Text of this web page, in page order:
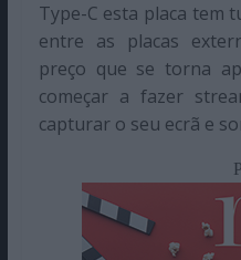
Type-C esta placa tem
entre as placas
preço que se torna
começar a fazer
capturar o seu ecrã e